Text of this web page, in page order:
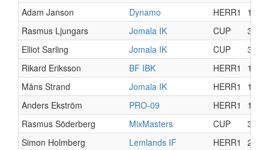
Adam Janson
Dynamo HERR1 11
Rasmus Ljungars
Jomala IK CUP 3
Elliot Sarling
Jomala IK CUP 3
Rikard Eriksson
BF IBK HERR1 14
Måns Strand
Jomala IK HERR1 17
Anders Ekström
PRO-09 HERR1 13
Rasmus Söderberg
MixMasters CUP 3
Simon Holmberg
Lemlands IF HERR1 2